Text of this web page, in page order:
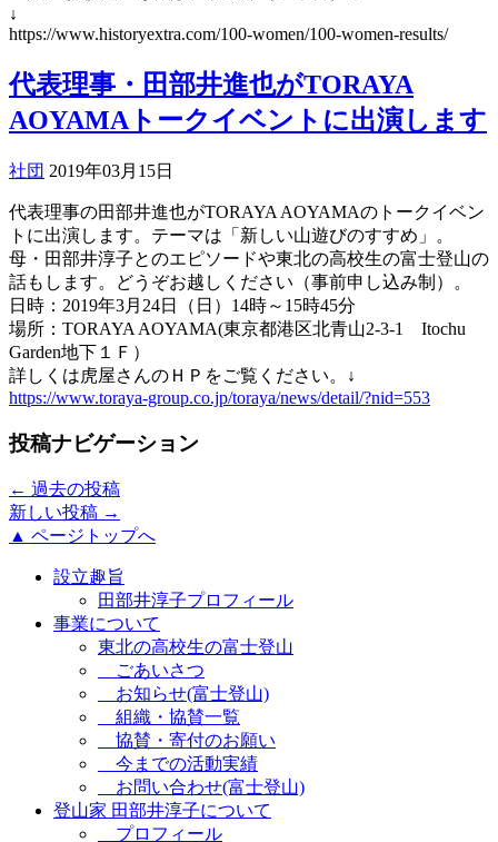
↓
https://www.historyextra.com/100-women/100-women-results/
代表理事・田部井進也がTORAYA
AOYAMAトークイベントに出演します
社団 2019年03月15日
代表理事の田部井進也がTORAYA AOYAMAのトークイベン
トに出演します。テーマは「新しい山遊びのすすめ」。
母・田部井淳子とのエピソードや東北の高校生の富士登山の
話もします。どうぞお越しください（事前申し込み制）。
日時：2019年3月24日（日）14時～15時45分
場所：TORAYA AOYAMA(東京都港区北青山2-3-1 Itochu
Garden地下１Ｆ）
詳しくは虎屋さんのＨＰをご覧ください。↓
https://www.toraya-group.co.jp/toraya/news/detail/?nid=553
投稿ナビゲーション
← 過去の投稿
新しい投稿 →
▲ ページトップへ
設立趣旨
田部井淳子プロフィール
事業について
東北の高校生の富士登山
ごあいさつ
お知らせ(富士登山)
組織・協賛一覧
協賛・寄付のお願い
今までの活動実績
お問い合わせ(富士登山)
登山家 田部井淳子について
プロフィール